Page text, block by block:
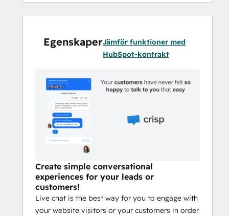
EgenskaperJämför funktioner med
HubSpot-kontrakt
Create simple conversational
experiences for your leads or
customers!
Live chat is the best way for you to engage with
your website visitors or your customers in order